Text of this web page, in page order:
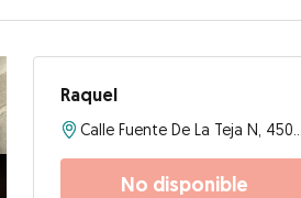
Raquel
No disponible